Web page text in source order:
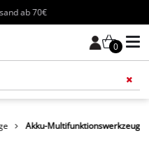
ab 70€
0
Akku-Multifunktionswerkzeug